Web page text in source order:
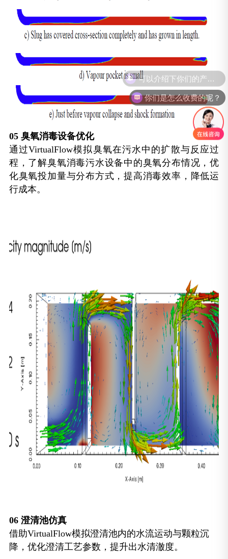
05 臭氧消毒设备优化
通过VirtualFlow模拟臭氧在污水中的扩散与反应过
程，了解臭氧消毒污水设备中的臭氧分布情况，优
化臭氧投加量与分布方式，提高消毒效率，降低运
行成本。
06 澄清池仿真
借助VirtualFlow模拟澄清池内的水流运动与颗粒沉
降，优化澄清工艺参数，提升出水清澈度。
你们是怎么收费的呢？